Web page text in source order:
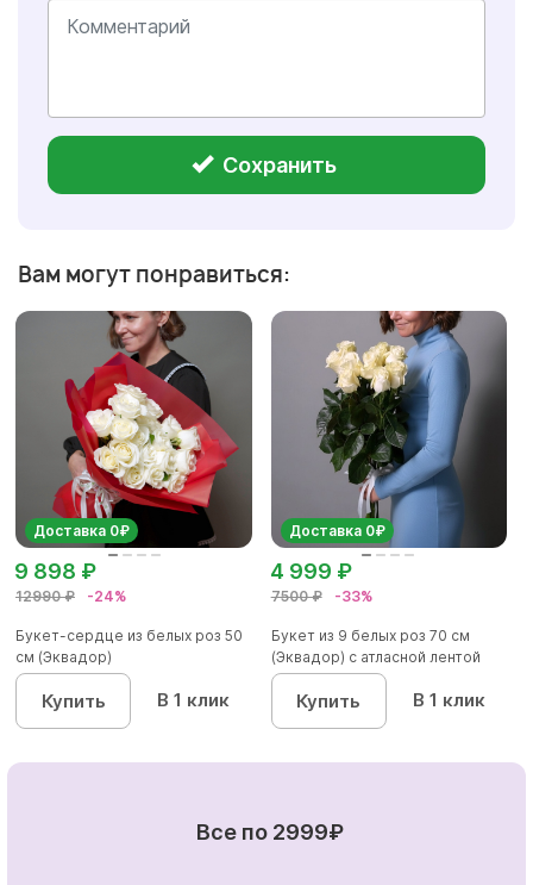
Сохранить
Вам могут понравиться:
Доставка 0₽
12990 ₽ -24%
9 898 ₽
Букет-сердце из белых роз 50
см (Эквадор)
Купить В 1 клик
Доставка 0₽
7500 ₽ -33%
4 999 ₽
Букет из 9 белых роз 70 см
(Эквадор) с атласной лентой
Купить В 1 клик
Все по 2999₽